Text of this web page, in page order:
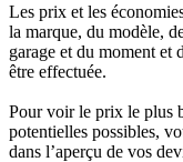
Les prix et les
la marque, du modèle,
garage et du moment et
être effectuée.
Pour voir le prix le plus
potentielles possibles,
dans l’aperçu de vos